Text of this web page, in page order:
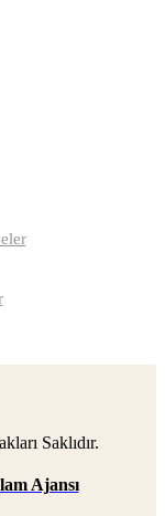
Saklıdır.
Ajansı